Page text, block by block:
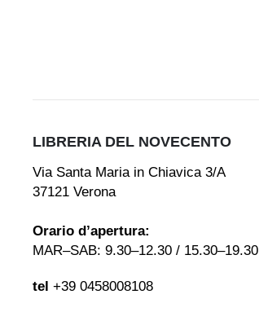
LIBRERIA DEL NOVECENTO
Via Santa Maria in Chiavica 3/A
37121 Verona
Orario d’apertura:
MAR–SAB: 9.30–12.30 / 15.30–19.30
tel +39 0458008108